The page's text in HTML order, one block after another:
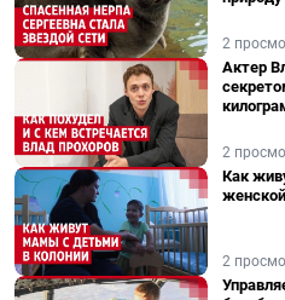
2
Актер
2
Как
2